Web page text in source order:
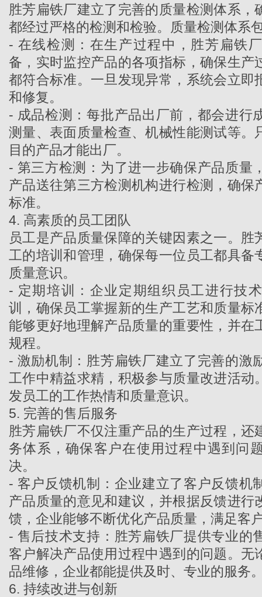
胜芳扁铁厂建立了完善的质量检测体系，
都经过严格的检测和检验。质量检测体系
- 在线检测：在生产过程中，胜芳扁铁
备，实时监控产品的各项指标，确保生产
都符合标准。一旦发现异常，系统会立即
和修复。
- 成品检测：每批产品出厂前，都会进行
测量、表面质量检查、机械性能测试等。
目的产品才能出厂。
- 第三方检测：为了进一步确保产品质量
产品送往第三方检测机构进行检测，确保
标准。
4. 高素质的员工团队
员工是产品质量保障的关键因素之一。 胜
工的培训和管理，确保每一位员工都具备
质量意识。
- 定期培训：企业定期组织员工进行技
训，确保员工掌握新的生产工艺和质量标
能够更好地理解产品质量的重要性，并在
规程。
- 激励机制：胜芳扁铁厂建立了完善的激
工作中精益求精，积极参与质量改进活动
发员工的工作热情和质量意识。
5. 完善的售后服务
胜芳扁铁厂不仅注重产品的生产过程，还
务体系，确保客户在使用过程中遇到问
决。
- 客户反馈机制：企业建立了客户反馈机
产品质量的意见和建议，并根据反馈进行
馈，企业能够不断优化产品质量，满足客
- 售后技术支持： 胜芳扁铁厂提供专业的
客户解决产品使用过程中遇到的问题。无
品维修，企业都能提供及时、专业的服务
6. 持续改进与创新